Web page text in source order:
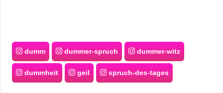
dumm dummer-spruch dummer-witz
dummheit geil spruch-des-tages